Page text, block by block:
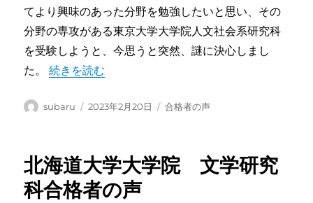
てより興味のあった分野を勉強したいと思い、その
分野の専攻がある東京大学大学院人文社会系研究科
を受験しようと、今思うと突然、謎に決心しまし
た。“東京大学大学院 人文社会系研究科合格者の声
続きを読む
投
subaru
投
2023年2月20日
カ
ー
合格者の声
北海道大学大学院 文学研究
科合格者の声